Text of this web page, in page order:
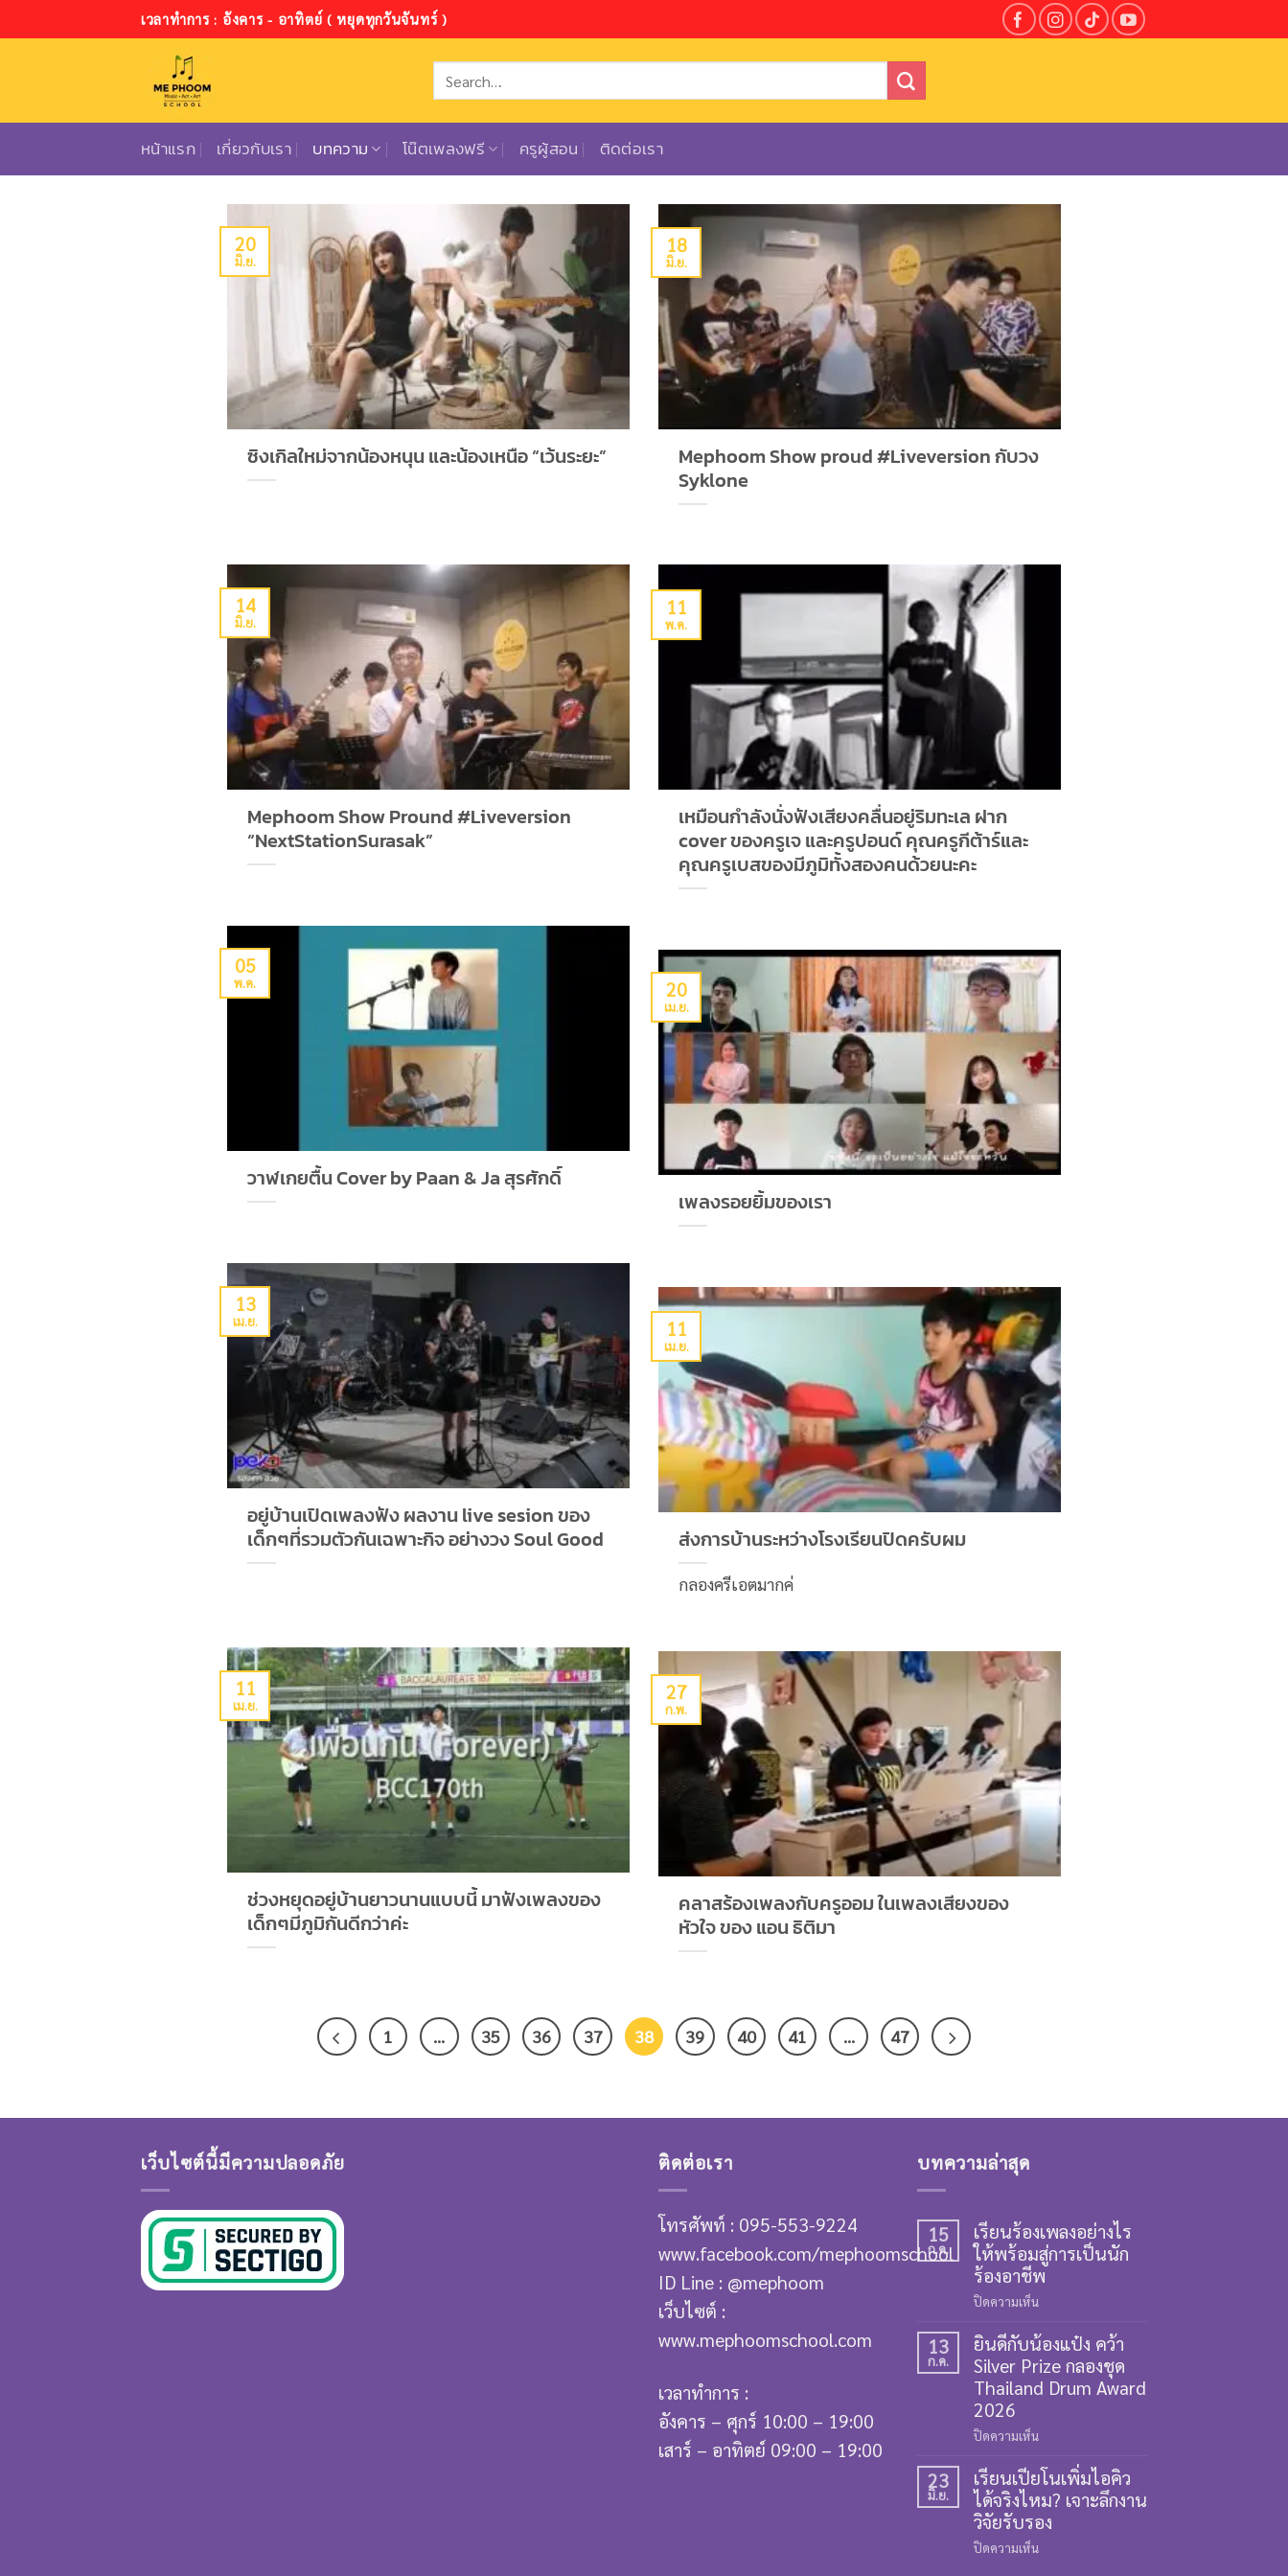
ไป
เวลาทำการ : อังคาร - อาทิตย์ ( หยุดทุกวันจันทร์ )
หน้าแรก เกี่ยวกับเรา บทความ โน๊ตเพลงฟรี ครูผู้สอน ติดต่อเรา
ซิงเกิลใหม่จากน้องหนุน และน้องเหนือ “เว้นระยะ”
20
มิ.ย.
Mephoom Show proud #Liveversion กับวง
Syklone
18
มิ.ย.
Mephoom Show Pround #Liveversion
“NextStationSurasak”
14
มิ.ย.
เหมือนกำลังนั่งฟังเสียงคลื่นอยู่ริมทะเล ฝาก
cover ของครูเจ และครูปอนด์ คุณครูกีต้าร์และ
คุณครูเบสของมีภูมิทั้งสองคนด้วยนะคะ
11
พ.ค.
วาฬเกยตื้น Cover by Paan & Ja สุรศักดิ์
05
พ.ค.
เพลงรอยยิ้มของเรา
20
เม.ย.
อยู่บ้านเปิดเพลงฟัง ผลงาน live sesion ของ
เด็กๆที่รวมตัวกันเฉพาะกิจ อย่างวง Soul Good
13
เม.ย.
ส่งการบ้านระหว่างโรงเรียนปิดครับผม
กลองครีเอตมากค่
11
เม.ย.
ช่วงหยุดอยู่บ้านยาวนานแบบนี้ มาฟังเพลงของ
เด็กๆมีภูมิกันดีกว่าค่ะ
11
เม.ย.
คลาสร้องเพลงกับครูออม ในเพลง​เสียงของ
หัวใจ​ ของ​ แอน​ ธิติมา
27
ก.พ.
1 … 35 36 37 38 39 40 41 … 47
เว็บไซต์นี้มีความปลอดภัย ติดต่อเรา
โทรศัพท์ : 095-553-9224
www.facebook.com/mephoomschool
ID Line : @mephoom
เว็บไซต์ :
www.mephoomschool.com
เวลาทำการ :
อังคาร – ศุกร์ 10:00 – 19:00
เสาร์ – อาทิตย์ 09:00 – 19:00
บทความล่าสุด
15
ก.ค.
เรียนร้องเพลงอย่างไร
ให้พร้อมสู่การเป็นนัก
ร้องอาชีพ
ปิดความเห็น
ร้อง
เพลง
อย่างไร
สู่
เป็น
นัก
ร้อง
13
ก.ค.
ยินดีกับน้องแป๋ง คว้า
Silver Prize กลองชุด
Thailand Drum Award
2026
ปิดความเห็น
กับ
น้อง
แป๋ง
Silver
23
มิ.ย.
เรียนเปียโนเพิ่มไอคิว
ได้จริงไหม? เจาะลึกงาน
วิจัยรับรอง
ปิดความเห็น